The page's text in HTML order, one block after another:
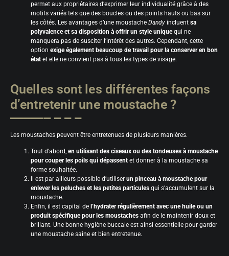
permet aux propriétaires d’exprimer leur individualité grâce à des
motifs variés tels que des boucles ou des points hauts ou bas sur
les côtés. Les avantages d’une moustache Dandy incluent sa
polyvalence et sa disposition à offrir un style uniquequi ne
manquera pas de susciter l’intérêt des autres. Cependant, cette
option exige également beaucoup de travail pour la conserver en bon
état et elle ne convient pas à tous les types de visage.
Quelles sont les différentes façons
d’entretenir une moustache ?
Les moustaches peuvent être entretenues de plusieurs manières.
Tout d’abord, en utilisant des ciseaux ou des tondeuses à moustache
pour couper les poils qui dépassent et donner à la moustache sa
forme souhaitée.
Il est par ailleurs possible d’utiliser un pinceau à moustache pour
enlever les peluches et les petites particules qui s’accumulent sur la
moustache.
Enfin, il est capital de l’hydrater régulièrement avec une huile ou un
produit spécifique pour les moustaches afin de le maintenir doux et
brillant. Une bonne hygiène buccale est ainsi essentielle pour garder
une moustache saine et bien entretenue.